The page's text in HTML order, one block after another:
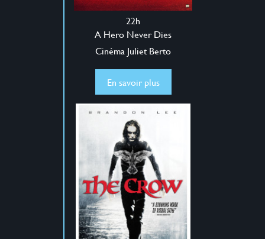
22h
A Hero Never Dies
Cinéma Juliet Berto
En savoir plus